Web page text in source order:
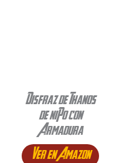
Disfraz de Thanos
de niño con
Armadura
Ver en Amazon